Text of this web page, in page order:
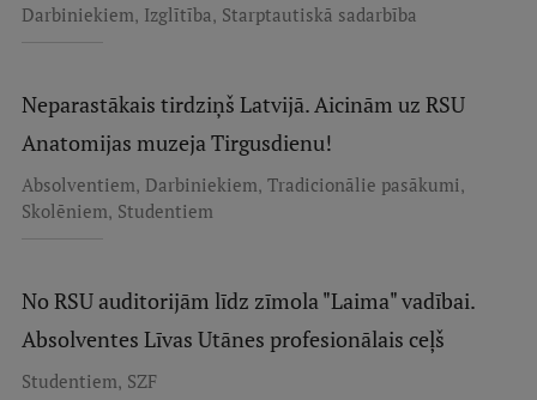
Darbiniekiem, Izglītība, Starptautiskā sadarbība
Neparastākais tirdziņš Latvijā. Aicinām uz RSU
Anatomijas muzeja Tirgusdienu!
Absolventiem, Darbiniekiem, Tradicionālie pasākumi,
Skolēniem, Studentiem
No RSU auditorijām līdz zīmola "Laima" vadībai.
Absolventes Līvas Utānes profesionālais ceļš
Studentiem, SZF